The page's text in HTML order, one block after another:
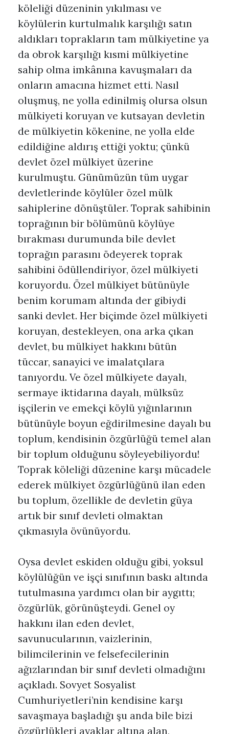
köleliği düzeninin yıkılması ve
köylülerin kurtulmalık karşılığı satın
aldıkları toprakların tam mülkiyetine ya
da obrok karşılığı kısmi mülkiyetine
sahip olma imkânına kavuşmaları da
onların amacına hizmet etti. Nasıl
oluşmuş, ne yolla edinilmiş olursa olsun
mülkiyeti koruyan ve kutsayan devletin
de mülkiyetin kökenine, ne yolla elde
edildiğine aldırış ettiği yoktu; çünkü
devlet özel mülkiyet üzerine
kurulmuştu. Günümüzün tüm uygar
devletlerinde köylüler özel mülk
sahiplerine dönüştüler. Toprak sahibinin
toprağının bir bölümünü köylüye
bırakması durumunda bile devlet
toprağın parasını ödeyerek toprak
sahibini ödüllendiriyor, özel mülkiyeti
koruyordu. Özel mülkiyet bütünüyle
benim korumam altında der gibiydi
sanki devlet. Her biçimde özel mülkiyeti
koruyan, destekleyen, ona arka çıkan
devlet, bu mülkiyet hakkını bütün
tüccar, sanayici ve imalatçılara
tanıyordu. Ve özel mülkiyete dayalı,
sermaye iktidarına dayalı, mülksüz
işçilerin ve emekçi köylü yığınlarının
bütünüyle boyun eğdirilmesine dayalı bu
toplum, kendisinin özgürlüğü temel alan
bir toplum olduğunu söyleyebiliyordu!
Toprak köleliği düzenine karşı mücadele
ederek mülkiyet özgürlüğünü ilan eden
bu toplum, özellikle de devletin güya
artık bir sınıf devleti olmaktan
çıkmasıyla övünüyordu.
Oysa devlet eskiden olduğu gibi, yoksul
köylülüğün ve işçi sınıfının baskı altında
tutulmasına yardımcı olan bir aygıttı;
özgürlük, görünüşteydi. Genel oy
hakkını ilan eden devlet,
savunucularının, vaizlerinin,
bilimcilerinin ve felsefecilerinin
ağızlarından bir sınıf devleti olmadığını
açıkladı. Sovyet Sosyalist
Cumhuriyetleri’nin kendisine karşı
savaşmaya başladığı şu anda bile bizi
özgürlükleri ayaklar altına alan,